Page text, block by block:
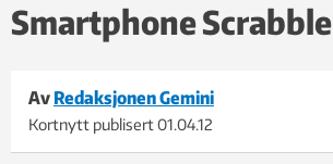
Smartphone Scrabble
Av Redaksjonen Gemini
Kortnytt publisert01.04.12